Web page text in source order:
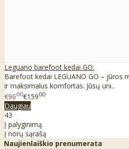
Leguano barefoot kedai GO:
Barefoot kedai LEGUANO GO – jūros
ir maksimalus komfortas. Jūsų uni..
€9600€15900
Daugiau
43
Į palyginimą
Į norų sąrašą
Naujienlaiškio prenumerata